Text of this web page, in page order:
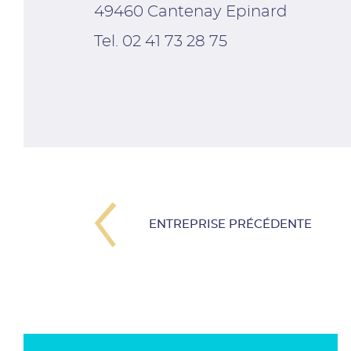
49460 Cantenay Epinard
Tel. 02 41 73 28 75
ENTREPRISE PRÉCÉDENTE